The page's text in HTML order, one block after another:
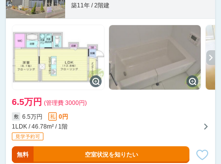
築11年 / 2階建
6.5万円 (管理費 3000円)
敷 6.5万円 礼
0円
1LDK / 46.78m² / 1階
無料 空室状況を知りたい